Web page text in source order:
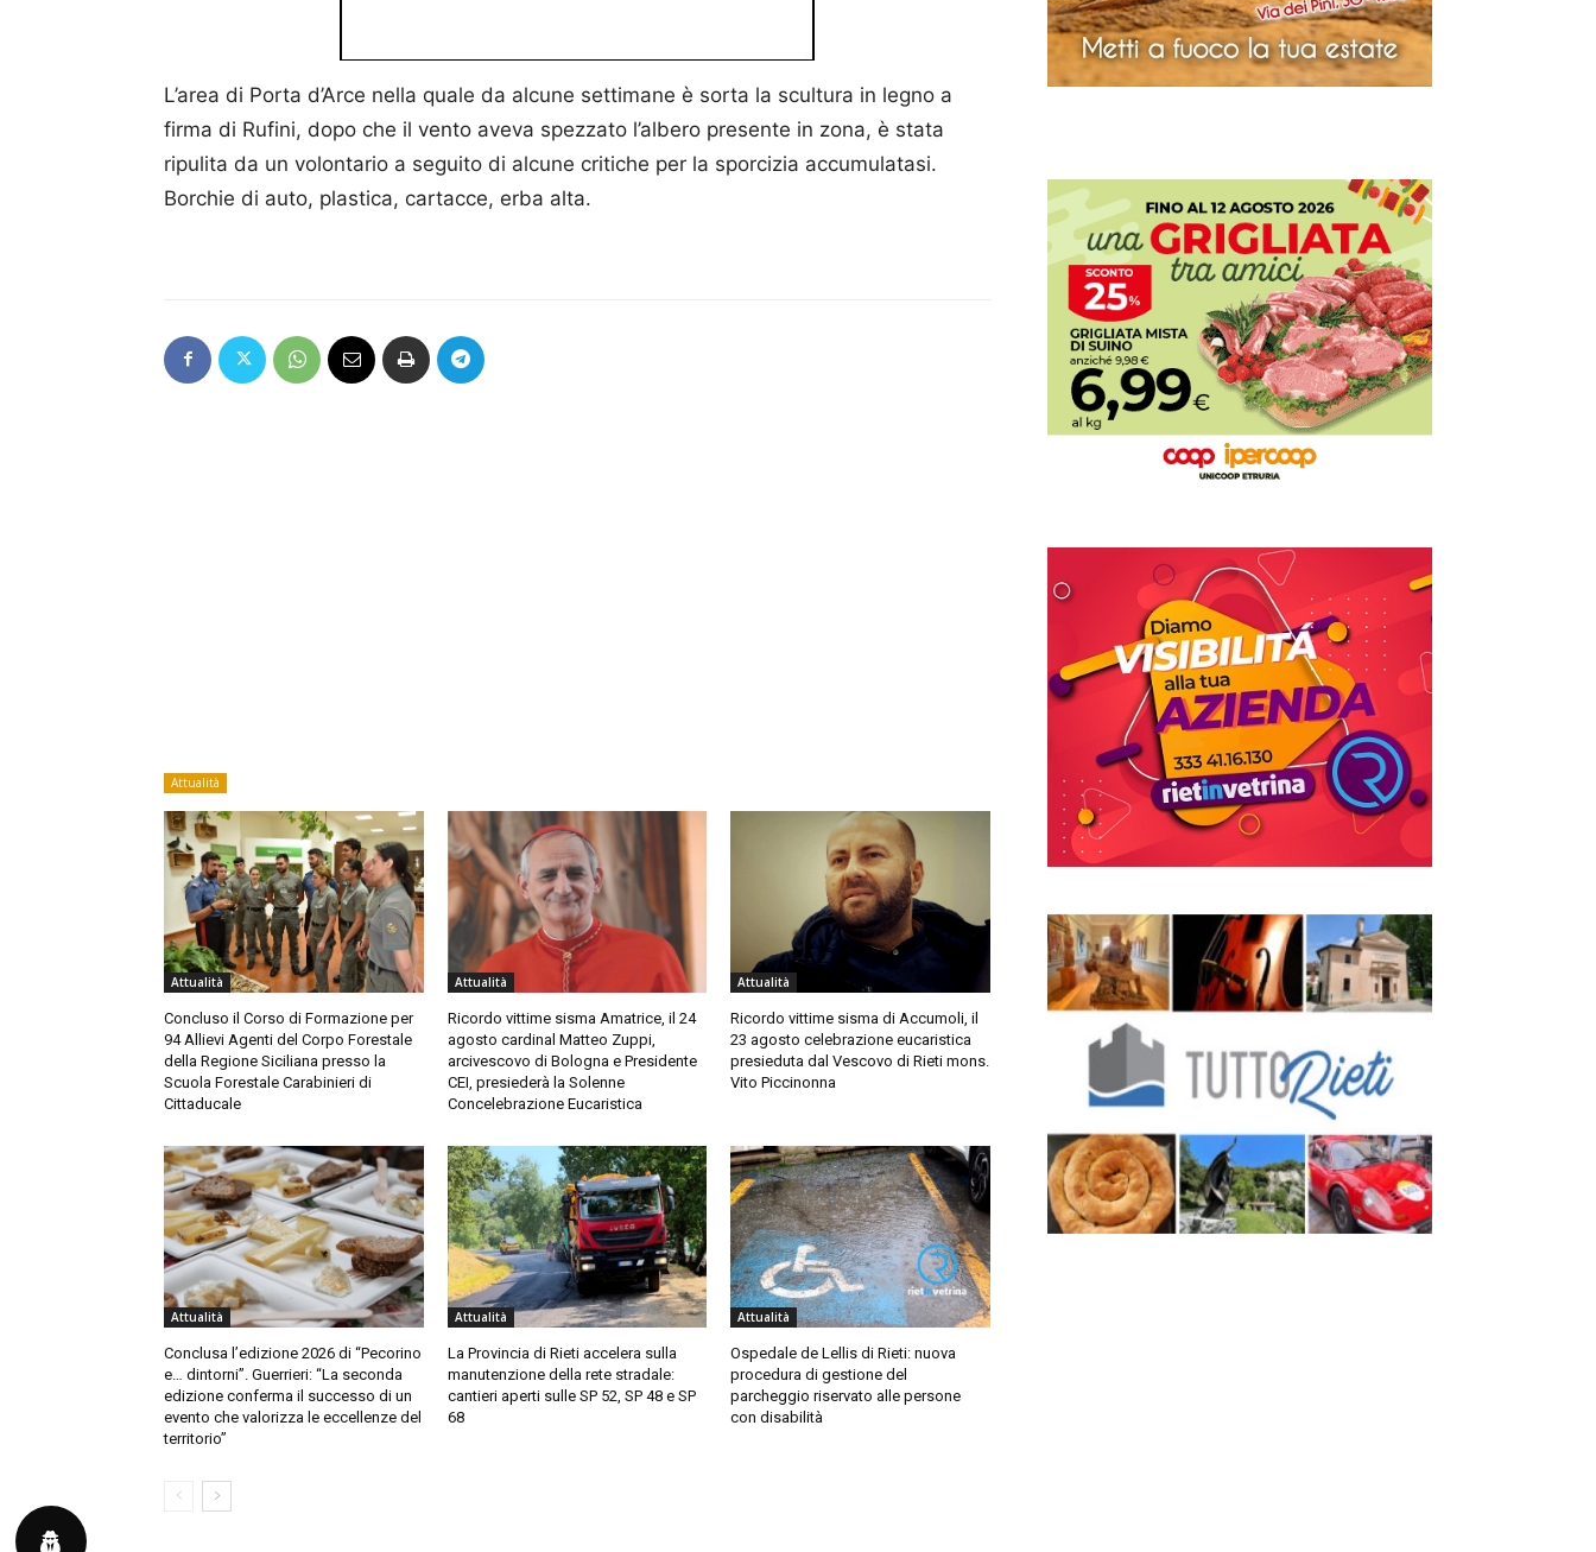
L’area di Porta d’Arce nella quale da alcune settimane è sorta la scultura in legno a
firma di Rufini, dopo che il vento aveva spezzato l’albero presente in zona, è stata
ripulita da un volontario a seguito di alcune critiche per la sporcizia accumulatasi.
Borchie di auto, plastica, cartacce, erba alta.
Attualità
Attualità
Concluso il Corso di Formazione per
94 Allievi Agenti del Corpo Forestale
della Regione Siciliana presso la
Scuola Forestale Carabinieri di
Cittaducale
Attualità
Ricordo vittime sisma Amatrice, il 24
agosto cardinal Matteo Zuppi,
arcivescovo di Bologna e Presidente
CEI, presiederà la Solenne
Concelebrazione Eucaristica
Attualità
Ricordo vittime sisma di Accumoli, il
23 agosto celebrazione eucaristica
presieduta dal Vescovo di Rieti mons.
Vito Piccinonna
Attualità
Conclusa l’edizione 2026 di “Pecorino
e… dintorni”. Guerrieri: “La seconda
edizione conferma il successo di un
evento che valorizza le eccellenze del
territorio”
Attualità
La Provincia di Rieti accelera sulla
manutenzione della rete stradale:
cantieri aperti sulle SP 52, SP 48 e SP
68
Attualità
Ospedale de Lellis di Rieti: nuova
procedura di gestione del
parcheggio riservato alle persone
con disabilità